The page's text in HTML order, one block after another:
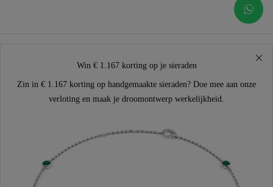
Win € 1.167 korting op je sieraden
Zin in € 1.167 korting op handgemaakte sieraden? Doe mee aan onze
verloting en maak je droomontwerp werkelijkheid.